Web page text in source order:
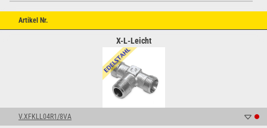
Artikel Nr.
X-L-Leicht
V.XFKLL04R1/8VA